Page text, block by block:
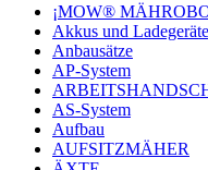
¡MOW®
Akkus und Ladegeräte
Anbausätze
AP-System
AS-System
Aufbau
AUFSITZMÄHER